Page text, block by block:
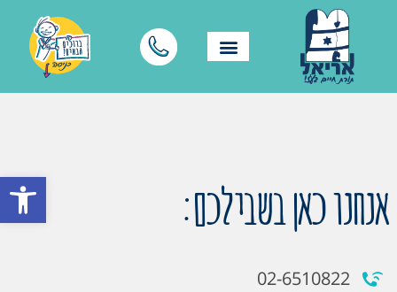
פתח אנחנו כאן בשבילכם:
02-6510822